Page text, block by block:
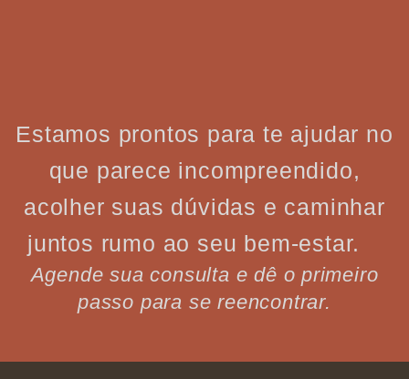
Estamos prontos para te ajudar no
que parece incompreendido,
acolher suas dúvidas e caminhar
juntos rumo ao seu bem-estar.
Agende sua consulta e dê o primeiro
passo para se reencontrar.